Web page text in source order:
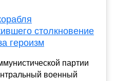
столкновение
героизм
партии
военный